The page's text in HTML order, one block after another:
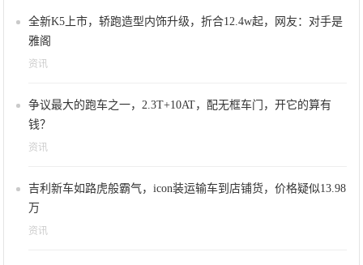
全新K5上市，轿跑造型内饰升级，折合12.4w起，网友：对手是
雅阁
资讯
争议最大的跑车之一，2.3T+10AT，配无框车门，开它的算有
钱？
资讯
吉利新车如路虎般霸气，icon装运输车到店铺货，价格疑似13.98
万
资讯